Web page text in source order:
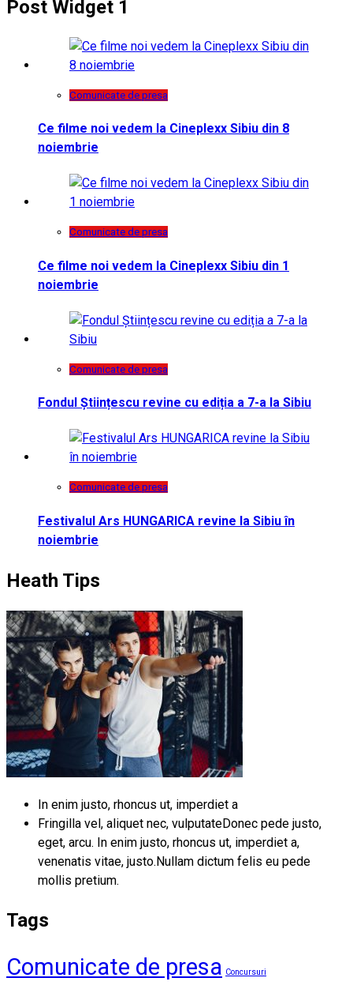
Post Widget 1
Comunicate de presa
Ce filme noi vedem la Cineplexx Sibiu din 8
noiembrie
Comunicate de presa
Ce filme noi vedem la Cineplexx Sibiu din 1
noiembrie
Comunicate de presa
Fondul Științescu revine cu ediția a 7-a la Sibiu
Comunicate de presa
Festivalul Ars HUNGARICA revine la Sibiu în
noiembrie
Heath Tips
In enim justo, rhoncus ut, imperdiet a
Fringilla vel, aliquet nec, vulputateDonec pede justo,
eget, arcu. In enim justo, rhoncus ut, imperdiet a,
venenatis vitae, justo.Nullam dictum felis eu pede
mollis pretium.
Tags
Comunicate de presa Concursuri